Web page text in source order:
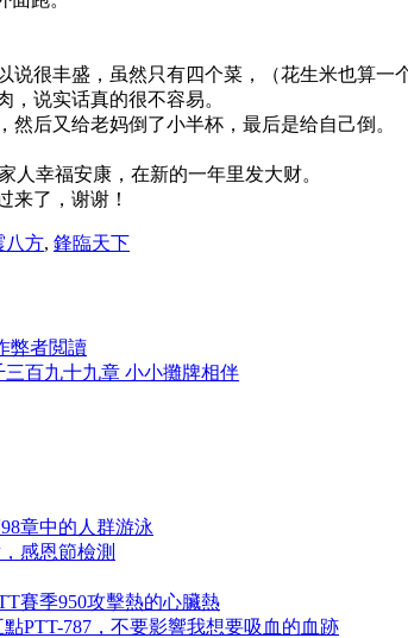
很丰盛，虽然只有四个菜，（花生米也算一
说实话真的很不容易。
后又给老妈倒了小半杯，最后是给自己倒。
人幸福安康，在新的一年里发大财。
来了，谢谢！
八方, 鋒臨天下
弊者閲讀
百九十九章 小小攤牌相伴
章中的人群游泳
感恩節檢測
賽季950攻擊熱的心臟熱
PTT-787，不要影響我想要吸血的血跡